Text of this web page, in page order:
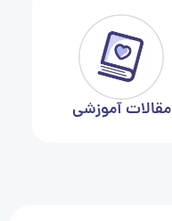
مقالات آموزشی